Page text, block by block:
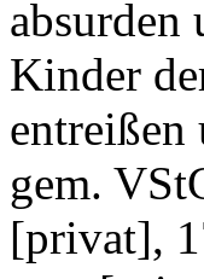
absurden
Kinder
entreißen
gem.
[privat],